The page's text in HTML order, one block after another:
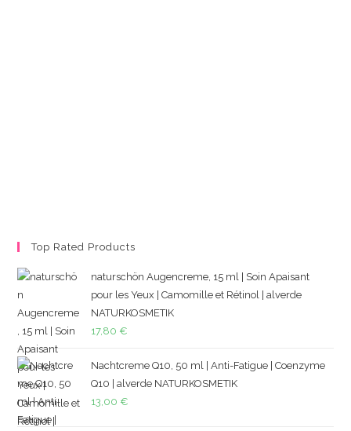
Top Rated Products
naturschön Augencreme, 15 ml | Soin Apaisant
pour les Yeux | Camomille et Rétinol | alverde
NATURKOSMETIK
17,80 €
Nachtcreme Q10, 50 ml | Anti-Fatigue | Coenzyme
Q10 | alverde NATURKOSMETIK
13,00 €